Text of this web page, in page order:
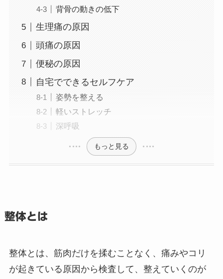
背骨の動きの低下
生理痛の原因
頭痛の原因
便秘の原因
自宅でできるセルフケア
姿勢を整える
軽いストレッチ
深呼吸
もっと見る
整体とは
整体とは、筋肉だけを揉むことなく、痛みやコリ
が起きている原因から検査して、整えていくのが